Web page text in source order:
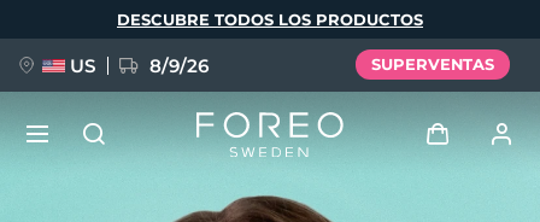
DESCUBRE TODOS LOS PRODUCTOS
US 8/9/26 SUPERVENTAS